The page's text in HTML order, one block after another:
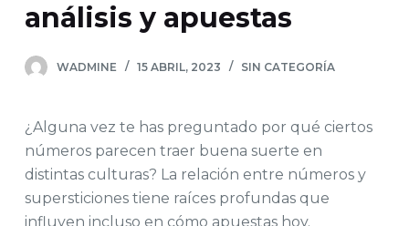
c
n
n
d
o
análisis y apuestas
WADMINE 15 ABRIL, 2023 SIN CATEGORÍA
¿Alguna vez te has preguntado por qué ciertos
números parecen traer buena suerte en
distintas culturas? La relación entre números y
supersticiones tiene raíces profundas que
influyen incluso en cómo apuestas hoy.